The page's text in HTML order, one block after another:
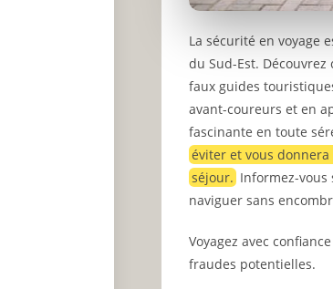
La sécurité en voyage
du Sud-Est.
faux guides
avant-coureurs et en
fascinante en toute
éviter et vous
séjour. Informez-vous
naviguer sans
Voyagez avec
fraudes potentielles.